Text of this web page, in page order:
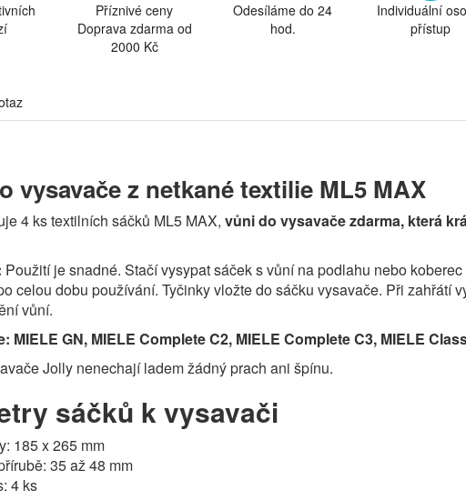
Příznivé ceny
Doprava zdarma od
2000 Kč
Odesíláme do 24
hod.
Individuální
přístup
vysavače z netkané textilie ML5 MAX
4 ks textilních sáčků ML5 MAX, vůni do vysavače zdarma, která
Použití je snadné. Stačí vysypat sáček s vůní na podlahu nebo
celou dobu používání. Tyčinky vložte do sáčku vysavače. Při zahřátí
vůní.
MIELE GN, MIELE Complete C2, MIELE Complete C3, MIELE
Jolly nenechají ladem žádný prach ani špínu.
sáčků k vysavači
185 x 265 mm
35 až 48 mm
4 ks